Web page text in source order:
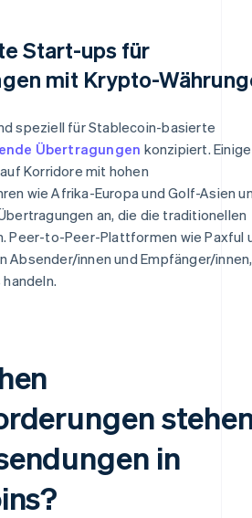
Start-ups für
mit Krypto-
speziell für Stablecoin-basierte
Übertragungen konzipiert. Einige
Korridore mit hohen
wie Afrika-Europa und Golf-Asien
an, die die traditionellen
Peer-to-Peer-Plattformen wie Paxful
Absender/innen und Empfänger/innen,
in